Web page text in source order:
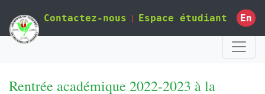
Contactez-nous | Espace étudiant En
Rentrée académique 2022-2023 à la